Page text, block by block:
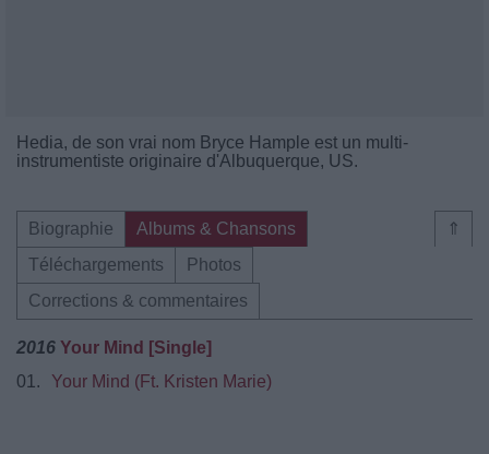
Hedia, de son vrai nom Bryce Hample est un multi-
instrumentiste originaire d'Albuquerque, US.
⇑
Biographie
Albums & Chansons
Téléchargements
Photos
Corrections & commentaires
2016 Your Mind [Single]
01.
Your Mind (Ft. Kristen Marie)